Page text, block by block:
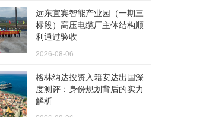
远东宜宾智能产业园（一期三
标段）高压电缆厂主体结构顺
利通过验收
2026-08-06
格林纳达投资入籍安达出国深
度测评：身份规划背后的实力
解析